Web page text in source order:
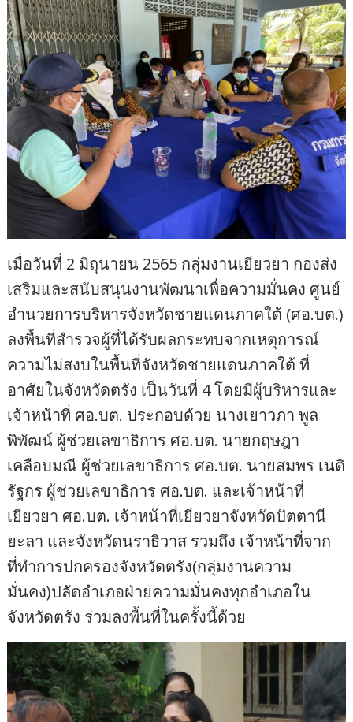
เมื่อวันที่ 2 มิถุนายน 2565 กลุ่มงานเยียวยา กองส่ง
เสริมและสนับสนุนงานพัฒนาเพื่อความมั่นคง ศูนย์
อำนวยการบริหารจังหวัดชายแดนภาคใต้ (ศอ.บต.)
ลงพื้นที่สำรวจผู้ที่ได้รับผลกระทบจากเหตุการณ์
ความไม่สงบในพื้นที่จังหวัดชายแดนภาคใต้ ที่
อาศัยในจังหวัดตรัง เป็นวันที่ 4 โดยมีผู้บริหารและ
เจ้าหน้าที่ ศอ.บต. ประกอบด้วย นางเยาวภา พูล
พิพัฒน์ ผู้ช่วยเลขาธิการ ศอ.บต. นายกฤษฎา
เคลือบมณี ผู้ช่วยเลขาธิการ ศอ.บต. นายสมพร เนติ
รัฐกร ผู้ช่วยเลขาธิการ ศอ.บต. และเจ้าหน้าที่
เยียวยา ศอ.บต. เจ้าหน้าที่เยียวยาจังหวัดปัตตานี
ยะลา และจังหวัดนราธิวาส รวมถึง เจ้าหน้าที่จาก
ที่ทำการปกครองจังหวัดตรัง(กลุ่มงานความ
มั่นคง)ปลัดอำเภอฝ่ายความมั่นคงทุกอำเภอใน
จังหวัดตรัง ร่วมลงพื้นที่ในครั้งนี้ด้วย